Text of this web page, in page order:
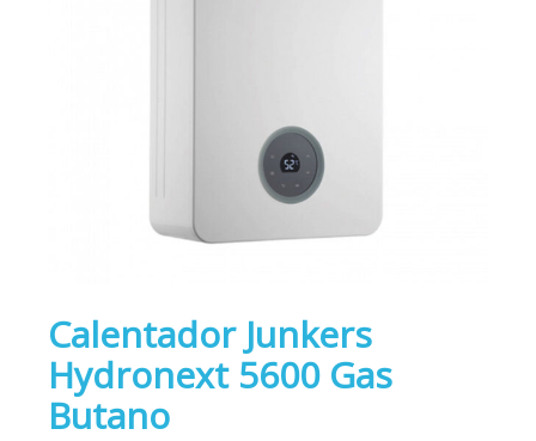
Calentador Junkers
Hydronext 5600 Gas
Butano